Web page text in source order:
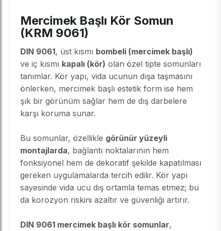
Mercimek Başlı Kör Somun
(KRM 9061)
DIN 9061, üst kısmı bombeli (mercimek başlı)
ve iç kısmı kapalı (kör) olan özel tipte somunları
tanımlar. Kör yapı, vida ucunun dışa taşmasını
önlerken, mercimek başlı estetik form ise hem
şık bir görünüm sağlar hem de dış darbelere
karşı koruma sunar.
Bu somunlar, özellikle görünür yüzeyli
montajlarda, bağlantı noktalarının hem
fonksiyonel hem de dekoratif şekilde kapatılması
gereken uygulamalarda tercih edilir. Kör yapı
sayesinde vida ucu dış ortamla temas etmez; bu
da korozyon riskini azaltır ve güvenliği artırır.
DIN 9061 mercimek başlı kör somunlar,